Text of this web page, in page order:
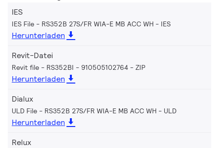
IES
IES File - RS352B 27S/FR WIA-E MB ACC WH IES
Herunterladen
Revit-Datei
Revit file - RS352BI - 910505102764 ZIP
Herunterladen
Dialux
ULD File - RS352B 27S/FR WIA-E MB ACC WH ULD
Herunterladen
Relux